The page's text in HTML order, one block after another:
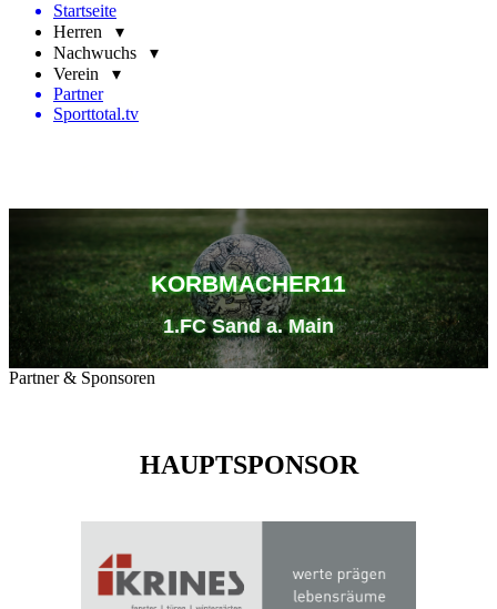
Startseite
Herren ▾
Nachwuchs ▾
Verein ▾
Partner
Sporttotal.tv
KORBMACHER11
1.FC Sand a. Main
Partner & Sponsoren
HAUPTSPONSOR